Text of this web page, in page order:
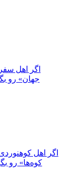
اگر اهل
جهان» رو
اگر اهل
کوه‌ها» رو